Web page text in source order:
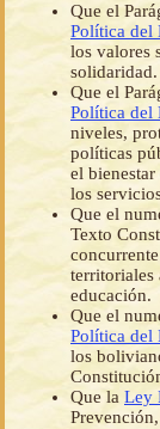
Que el
Política del
los valores
solidaridad.
Que el
Política del
niveles,
políticas
el
los
Que el
Texto
territoriales
educación.
Que el
Política del
los
Que la Ley